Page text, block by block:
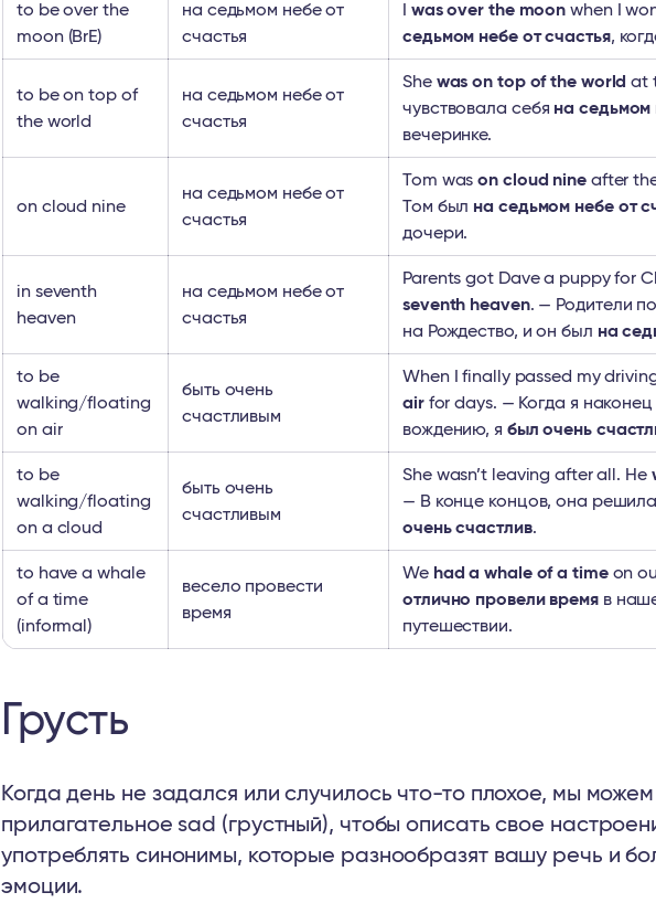
to be over the
moon (BrE)
на седьмом небе от
счастья
was over the moon when I
седьмом небе от счастья,
to be on top of
the world
на седьмом небе от
счастья
She was on top of the world at
чувствовала себя на седьмом
вечеринке.
on cloud nine
на седьмом небе от
счастья
Tom wason cloud nineafter
Том был на седьмом небе от
дочери.
in seventh
heaven
на седьмом небе от
счастья
Parents got Dave a puppy for
seventh heaven. — Родители
на Рождество, и он был на
to be
walking/floating
on air
быть очень
счастливым
When I finally passed my
airfor days. — Когда я наконец
вождению, я был очень
to be
walking/floating
on a cloud
быть очень
счастливым
She wasn’t leaving after all. He
— В конце концов, она
очень счастлив.
to have a whale
of a time
(informal)
весело провести
время
We had a whale of a timeon
отлично провели времяв
путешествии.
Грусть
Когда день не задался или случилось что-то плохое, мы
прилагательное sad (грустный), чтобы описать свое
употреблять синонимы, которые разнообразят вашу речь и
эмоции.